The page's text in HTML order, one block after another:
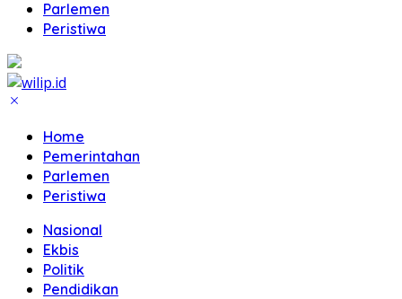
Parlemen
Peristiwa
Home
Pemerintahan
Parlemen
Peristiwa
Nasional
Ekbis
Politik
Pendidikan